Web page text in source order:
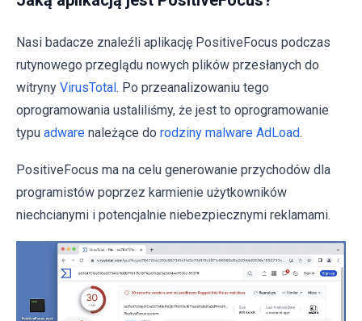
Nasi badacze znaleźli aplikację PositiveFocus podczas
rutynowego przeglądu nowych plików przesłanych do
witryny VirusTotal. Po przeanalizowaniu tego
oprogramowania ustaliliśmy, że jest to oprogramowanie
typu adware należące do rodziny malware AdLoad.
PositiveFocus ma na celu generowanie przychodów dla
programistów poprzez karmienie użytkowników
niechcianymi i potencjalnie niebezpiecznymi reklamami.